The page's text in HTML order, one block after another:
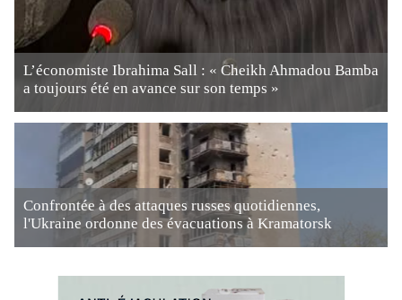
L’économiste Ibrahima Sall : « Cheikh Ahmadou Bamba
a toujours été en avance sur son temps »
Confrontée à des attaques russes quotidiennes,
l'Ukraine ordonne des évacuations à Kramatorsk